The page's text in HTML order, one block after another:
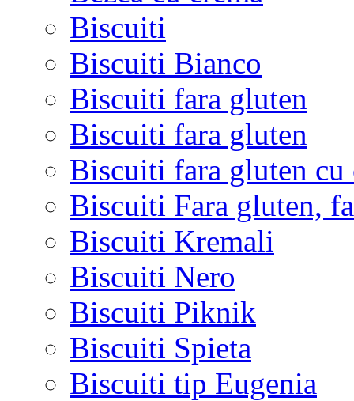
Biscuiti
Biscuiti Bianco
Biscuiti fara gluten
Biscuiti fara gluten
Biscuiti fara gluten cu
Biscuiti Fara gluten,
Biscuiti Kremali
Biscuiti Nero
Biscuiti Piknik
Biscuiti Spieta
Biscuiti tip Eugenia